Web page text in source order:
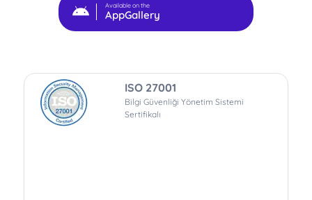
Available on the
AppGallery
ISO 27001
Bilgi Güvenliği Yönetim Sistemi
Sertifikalı